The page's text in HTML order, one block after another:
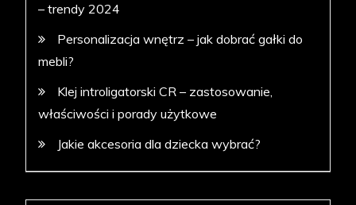
– trendy 2024
Personalizacja wnętrz – jak dobrać gałki do
mebli?
Klej introligatorski CR – zastosowanie,
właściwości i porady użytkowe
Jakie akcesoria dla dziecka wybrać?